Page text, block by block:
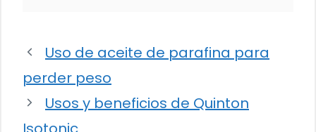
Uso de aceite de parafina para
perder peso
Usos y beneficios de Quinton